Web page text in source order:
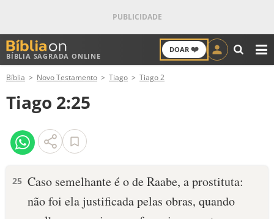
BÍBLIA SAGRADA ONLINE
DOAR ❤️
ANTIGO TESTAMENTO
NOVO TESTAMENTO
VERSÍCULOS
PALAVRA DO DIA
Bíblia Novo Testamento Tiago Tiago 2
Tiago 2:25
25 Caso semelhante é o de Raabe, a prostituta:
não foi ela justificada pelas obras, quando